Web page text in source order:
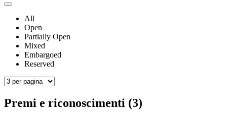
All
Open
Partially Open
Mixed
Embargoed
Reserved
Premi e riconoscimenti (3)